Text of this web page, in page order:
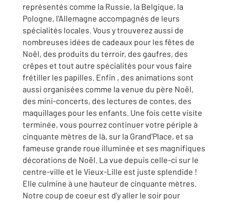
représentés comme la Russie, la Belgique, la
Pologne, l'Allemagne accompagnés de leurs
spécialités locales. Vous y trouverez aussi de
nombreuses idées de cadeaux pour les fêtes de
Noêl, des produits du terroir, des gaufres, des
crêpes et tout autre spécialités pour vous faire
frétiller les papilles. Enfin , des animations sont
aussi organisées comme la venue du père Noël,
des mini-concerts, des lectures de contes, des
maquillages pour les enfants. Une fois cette visite
terminée, vous pourrez continuer votre périple à
cinquante mètres de là, sur la Grand'Place, et sa
fameuse grande roue illuminée et ses magnifiques
décorations de Noël. La vue depuis celle-ci sur le
centre-ville et le Vieux-Lille est juste splendide !
Elle culmine à une hauteur de cinquante mètres.
Notre coup de coeur est d'y aller le soir pour